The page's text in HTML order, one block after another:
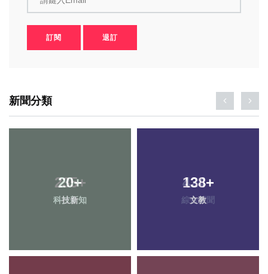
訂閱 退訂
新聞分類
20+
科技新知
138+
文教